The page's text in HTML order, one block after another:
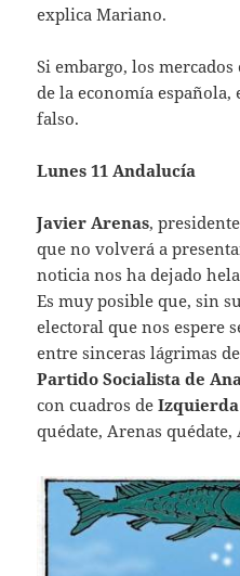
explica Mariano.
Si embargo, los
de la economía
falso.
Lunes 11 Andalucía
Javier Arenas,
que no volverá a
noticia nos ha dejado
Es muy posible que, sin
electoral que nos espere
entre sinceras lágrimas
Partido Socialista de
con cuadros de
quédate, Arenas quédate,